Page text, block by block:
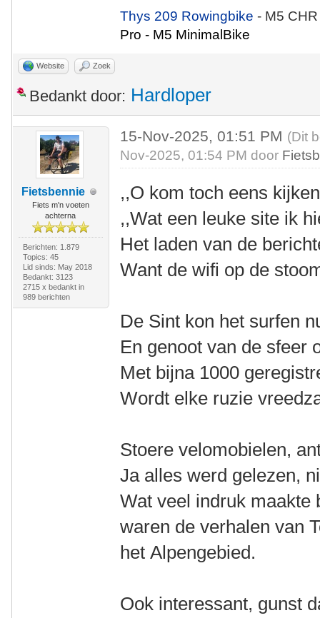
Thys 209 Rowingbike- M5
Pro - M5 MinimalBike
Website Zoek
Bedankt door: Hardloper
Fietsbennie
Fiets m'n voeten
achterna
Berichten: 1.879
Topics: 45
Lid sinds: May 2018
Bedankt: 3123
2715 x bedankt in
989 berichten
15-Nov-2025, 01:51 PM (Dit
Nov-2025, 01:54 PM door
,,O kom toch eens
,,Wat een leuke site ik
Het laden van de
Want de wifi op de
De Sint kon het surfen
En genoot van de sfeer
Met bijna 1000
Wordt elke ruzie
Stoere velomobielen,
Ja alles werd gelezen,
Wat veel indruk maakte
waren de verhalen van
het Alpengebied.
Ook interessant, gunst